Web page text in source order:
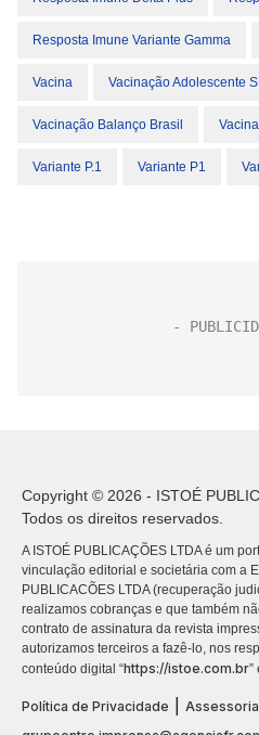
Resposta Imune Variante Gamma
Vacina Vacinação Adolescente
Vacinação Balanço Brasil
Variante P.1 Variante P1
Copyright © 2026 - ISTOÉ
Todos os direitos reservados.
A ISTOÉ PUBLICAÇÕES LTDA é um
vinculação editorial e societária com a
PUBLICACÕES LTDA (recuperação
realizamos cobranças e que também
contrato de assinatura da revista
autorizamos terceiros a fazê-lo, nos
conteúdo digital “https://istoe.com.br”
Política de Privacidade